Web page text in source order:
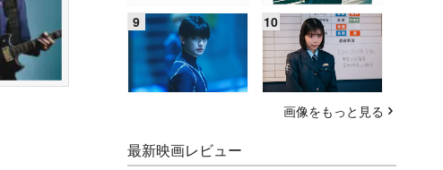
画像をもっと見る
最新映画レビュー